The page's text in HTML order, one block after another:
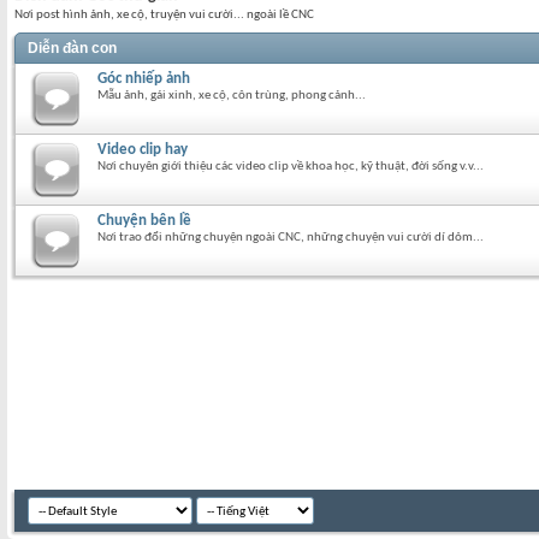
Nơi post hình ảnh, xe cộ, truyện vui cười... ngoài lề CNC
Diễn đàn con
Góc nhiếp ảnh
Mẫu ảnh, gái xinh, xe cộ, côn trùng, phong cảnh...
Video clip hay
Nơi chuyên giới thiệu các video clip về khoa học, kỹ thuật, đời sống v.v...
Chuyện bên lề
Nơi trao đổi những chuyện ngoài CNC, những chuyện vui cười dí dỏm...